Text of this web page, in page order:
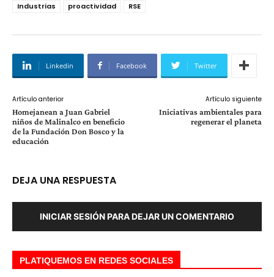
Industrias proactividad RSE
Linkedin Facebook Twitter
Artículo anterior
Homejanean a Juan Gabriel
niños de Malinalco en beneficio
de la Fundación Don Bosco y la
educación
Artículo siguiente
Iniciativas ambientales para
regenerar el planeta
DEJA UNA RESPUESTA
INICIAR SESIÓN PARA DEJAR UN COMENTARIO
PLATIQUEMOS EN REDES SOCIALES